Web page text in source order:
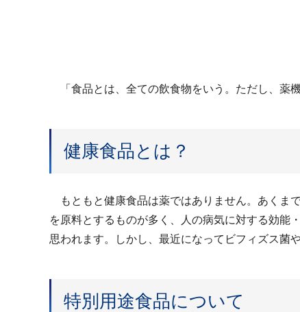
「食品とは、全ての飲食物をいう。ただし、薬
健康食品とは？
もともと健康食品は薬ではありません。あくま
を原料とするものが多く、人の病気に対する効能
思われます。しかし、最近になってビフィズス菌
特別用途食品について